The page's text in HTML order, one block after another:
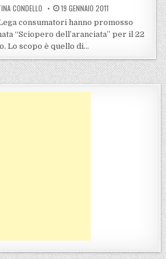
CONDELLO POSTED ON
19 GENNAIO 2011
consumatori hanno promosso
“Sciopero dell’aranciata” per il 22
Lo scopo è quello di…